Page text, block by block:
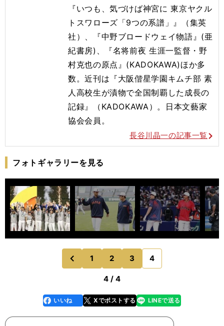
『いつも、気づけば神宮に 東京ヤクル
トスワローズ「9つの系譜」』（集英
社）、『中野ブロードウェイ物語』(亜
紀書房)、『名将前夜 生涯一監督・野
村克也の原点』(KADOKAWA)ほか多
数。近刊は『大阪偕星学園キムチ部 素
人高校生が漬物で全国制覇した成長の
記録』（KADOKAWA）。日本文藝家
協会会員。
長谷川晶一の記事一覧
フォトギャラリーを見る
前
のページへ
1 2 3 4
4 / 4
faceboo
k
いいね Xでポストする
line LINEで送る